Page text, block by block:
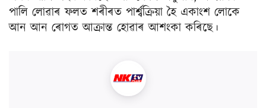
পালি লোৱাৰ ফলত শৰীৰত পাৰ্শ্বক্ৰিয়া হৈ একাংশ লোকে
আন আন ৰোগত আক্ৰান্ত হোৱাৰ আশংকা কৰিছে।